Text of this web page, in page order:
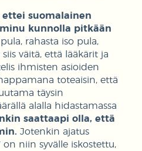
ettei suomalainen
kunnolla pitkään
rahasta iso pula,
väitä, että lääkärit ja
ihmisten asioiden
toteaisin, että
täysin
alalla hidastamassa
saattaapi olla, että
Jotenkin ajatus
on niin syvälle iskostettu,